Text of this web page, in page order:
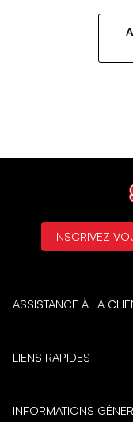
ASSISTANCE À LA
LIENS RAPIDES
INFORMATIONS
INSCRIVEZ-